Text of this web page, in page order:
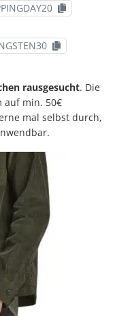
rausgesucht. Die
auf min. 50€
mal selbst durch,